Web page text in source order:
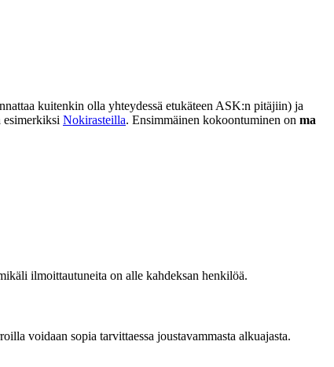
kuitenkin olla yhteydessä etukäteen ASK:n pitäjiin) ja
esimerkiksi Nokirasteilla. Ensimmäinen kokoontuminen on ma
ilmoittautuneita on alle kahdeksan henkilöä.
voidaan sopia tarvittaessa joustavammasta alkuajasta.